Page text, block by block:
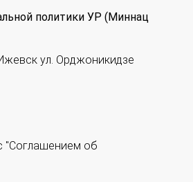
политики УР (Миннац
ул. Орджоникидзе
"Соглашением об